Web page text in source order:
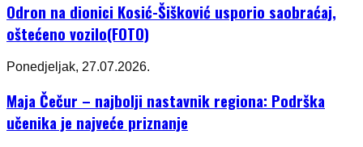
Odron na dionici Kosić-Šišković usporio saobraćaj,
oštećeno vozilo(FOTO)
Ponedjeljak, 27.07.2026.
Maja Čečur – najbolji nastavnik regiona: Podrška
učenika je najveće priznanje